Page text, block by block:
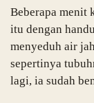
Beberapa menit
itu dengan
menyeduh air
sepertinya
lagi, ia sudah